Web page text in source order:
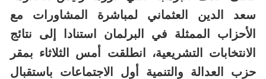
سعد الدين العثماني لمباشرة المشاورات مع
الأحزاب الممثلة في البرلمان استنادا إلى نتائج
الانتخابات التشريعية، انطلقت أمس الثلاثاء بمقر
حزب العدالة والتنمية أول الاجتماعات باستقبال